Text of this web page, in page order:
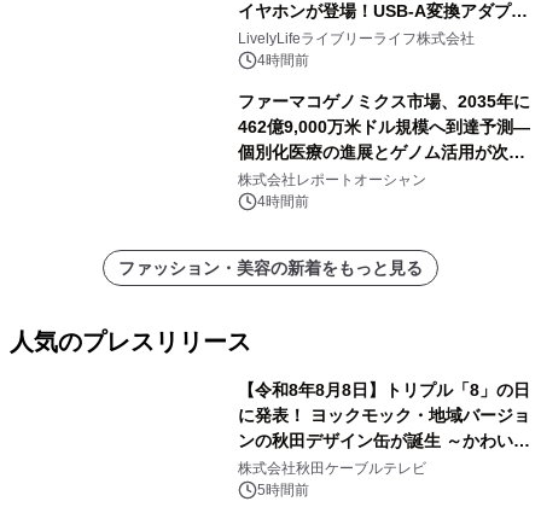
イヤホンが登場！USB-A変換アダプタ
ー付きでスマホからパソコンまで幅広
く活用可能
LivelyLifeライブリーライフ株式会社
4時間前
ファーマコゲノミクス市場、2035年に
462億9,000万米ドル規模へ到達予測―
個別化医療の進展とゲノム活用が次世
代ヘルスケア投資を加速
株式会社レポートオーシャン
4時間前
ファッション・美容の新着をもっと見る
人気のプレスリリース
【令和8年8月8日】トリプル「8」の日
に発表！ ヨックモック・地域バージョ
ンの秋田デザイン缶が誕生 ～かわいい
秋田犬の子犬と秋田の四季と名所を巡
るパッケージ～ 9月1日(火)秋田県内で
株式会社秋田ケーブルテレビ
5時間前